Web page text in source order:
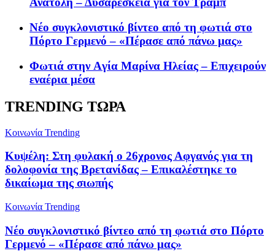
Νέο συγκλονιστικό βίντεο από τη φωτιά στο
Πόρτο Γερμενό – «Πέρασε από πάνω μας»
Φωτιά στην Aγία Μαρίνα Ηλείας – Επιχειρούν
εναέρια μέσα
TRENDING ΤΩΡΑ
Κοινωνία Trending
Κυψέλη: Στη φυλακή ο 26χρονος Αφγανός για τη
δολοφονία της Βρετανίδας – Επικαλέστηκε το
δικαίωμα της σιωπής
Κοινωνία Trending
Νέο συγκλονιστικό βίντεο από τη φωτιά στο Πόρτο
Γερμενό – «Πέρασε από πάνω μας»